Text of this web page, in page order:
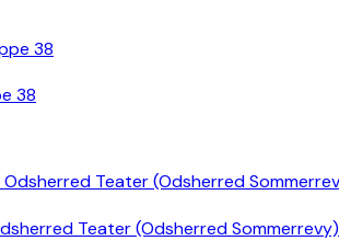
38
Teater (Odsherred Sommerrevy)